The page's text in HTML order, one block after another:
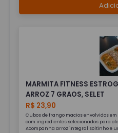
MARMITA FITNESS
ARROZ 7 GRAOS, SELET
R$ 23,90
Cubos de frango macios envolvidos
com ingredientes selecionados para
Acompanha arroz integral soltinho e